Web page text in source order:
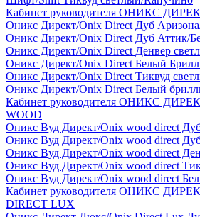
Кабинет руководителя ОНИКС
Оникс Директ/Onix Direct Дуб
Оникс Директ/Onix Direct Дуб Аттик/
Оникс Директ/Onix Direct Денвер
Оникс Директ/Onix Direct Белый
Оникс Директ/Onix Direct Тиквуд
Оникс Директ/Onix Direct Белый
Кабинет руководителя ОНИКС
WOOD
Оникс Вуд Директ/Onix wood direct
Оникс Вуд Директ/Onix wood direct
Оникс Вуд Директ/Onix wood direct
Оникс Вуд Директ/Onix wood direct
Оникс Вуд Директ/Onix wood direct
Кабинет руководителя ОНИКС
DIRECT LUX